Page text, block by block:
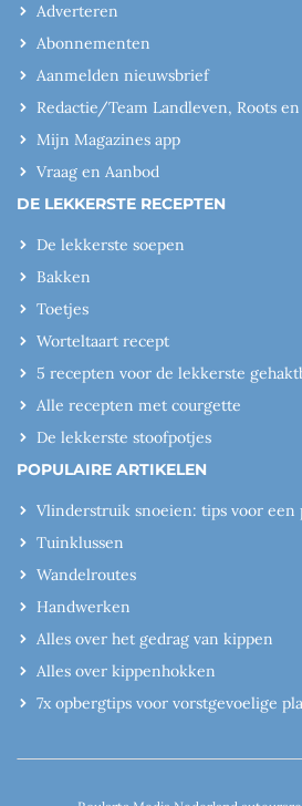
Adverteren
Abonnementen
Aanmelden nieuwsbrief
Redactie/Team Landleven, Roots en
Mijn Magazines app
Vraag en Aanbod
DE LEKKERSTE RECEPTEN
De lekkerste soepen
Bakken
Toetjes
Worteltaart recept
5 recepten voor de lekkerste
Alle recepten met courgette
De lekkerste stoofpotjes
POPULAIRE ARTIKELEN
Vlinderstruik snoeien: tips voor een
Tuinklussen
Wandelroutes
Handwerken
Alles over het gedrag van kippen
Alles over kippenhokken
7x opbergtips voor vorstgevoelige